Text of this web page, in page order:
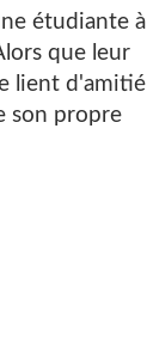
étudiante à
que leur
lient d'amitié
son propre